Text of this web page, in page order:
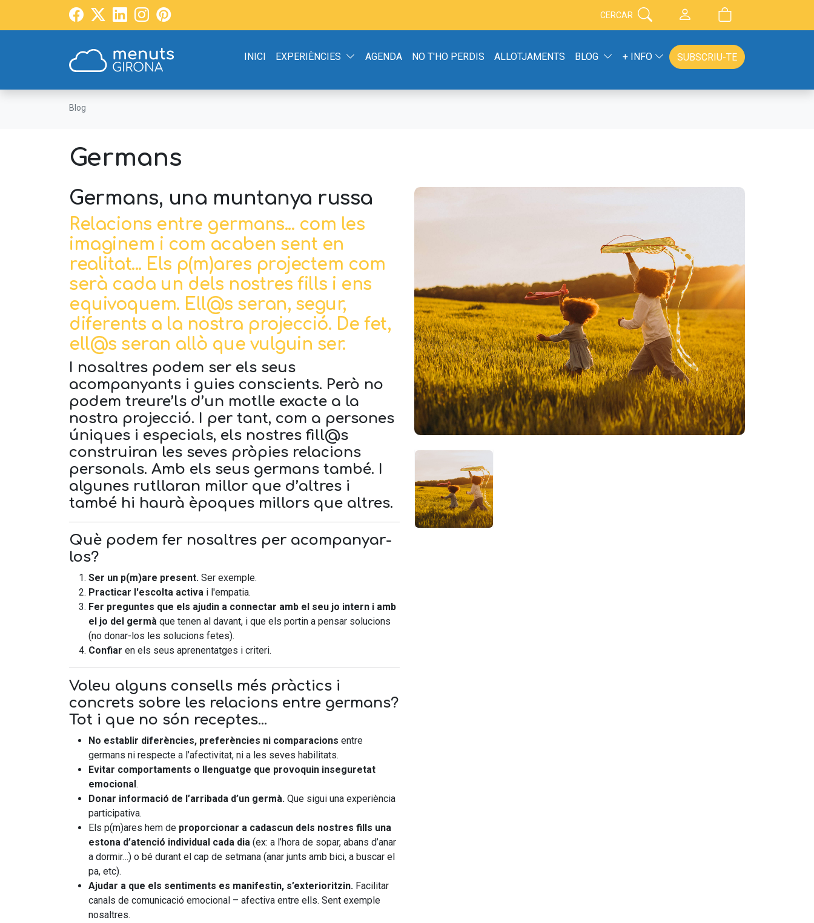
CERCAR
INICI EXPERIÈNCIES AGENDA NO T'HO PERDIS ALLOTJAMENTS BLOG + INFO SUBSCRIU-TE
Blog
Germans
Germans, una muntanya russa
Relacions entre germans... com les
imaginem i com acaben sent en
realitat... Els p(m)ares projectem com
serà cada un dels nostres fills i ens
equivoquem. Ell@s seran, segur,
diferents a la nostra projecció. De fet,
ell@s seran allò que vulguin ser.
I nosaltres podem ser els seus
acompanyants i guies conscients. Però no
podem treure’ls d’un motlle exacte a la
nostra projecció. I per tant, com a persones
úniques i especials, els nostres fill@s
construiran les seves pròpies relacions
personals. Amb els seus germans també. I
algunes rutllaran millor que d’altres i
també hi haurà èpoques millors que altres.
Què podem fer nosaltres per acompanyar-
los?
Ser un p(m)are present. Ser exemple.
Practicar l'escolta activa i l'empatia.
Fer preguntes que els ajudin a connectar amb el seu jo intern i amb
el jo del germà que tenen al davant, i que els portin a pensar solucions
(no donar-los les solucions fetes).
Confiar en els seus aprenentatges i criteri.
Voleu alguns consells més pràctics i
concrets sobre les relacions entre germans?
Tot i que no són receptes...
No establir diferències, preferències ni comparacions entre
germans ni respecte a l’afectivitat, ni a les seves habilitats.
Evitar comportaments o llenguatge que provoquin inseguretat
emocional.
Donar informació de l’arribada d’un germà. Que sigui una experiència
participativa.
Els p(m)ares hem de proporcionar a cadascun dels nostres fills una
estona d’atenció individual cada dia (ex: a l’hora de sopar, abans d’anar
a dormir…) o bé durant el cap de setmana (anar junts amb bici, a buscar el
pa, etc).
Ajudar a que els sentiments es manifestin, s’exterioritzin. Facilitar
canals de comunicació emocional – afectiva entre ells. Sent exemple
nosaltres.